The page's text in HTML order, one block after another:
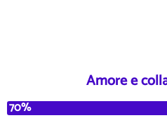
Amore e
70%